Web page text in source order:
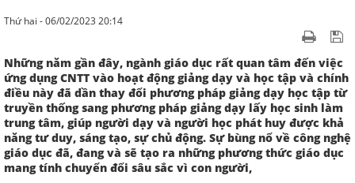
Thứ hai - 06/02/2023 20:14
Những năm gần đây, ngành giáo dục rất quan tâm đến việc
ứng dụng CNTT vào hoạt động giảng dạy và học tập và chính
điều này đã dần thay đổi phương pháp giảng dạy học tập từ
truyền thống sang phương pháp giảng dạy lấy học sinh làm
trung tâm, giúp người dạy và người học phát huy được khả
năng tư duy, sáng tạo, sự chủ động. Sự bùng nổ về công nghệ
giáo dục đã, đang và sẽ tạo ra những phương thức giáo dục
mang tính chuyển đổi sâu sắc vì con người,